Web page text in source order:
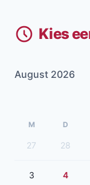
Kies
August 2026
M D
27 28
3 4